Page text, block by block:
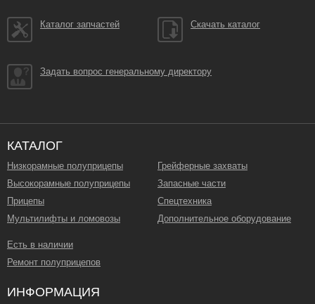
Каталог запчастей Скачать каталог
Задать вопрос генеральному директору
КАТАЛОГ
Низкорамные полуприцепы
Высокорамные полуприцепы
Прицепы
Мультилифты и ломовозы
Грейферные захваты
Запасные части
Спецтехника
Дополнительное оборудование
Есть в наличии
Ремонт полуприцепов
ИНФОРМАЦИЯ